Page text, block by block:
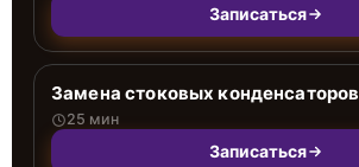
Записаться
Замена стоковых конденсаторов
25 мин
Записаться